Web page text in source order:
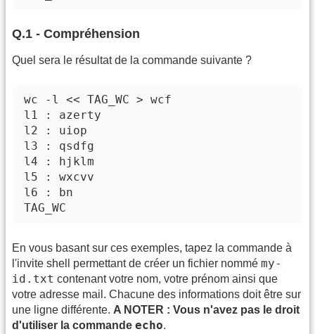
Q.1 - Compréhension
Quel sera le résultat de la commande suivante ?
wc -l << TAG_WC > wcf
l1 : azerty
l2 : uiop
l3 : qsdfg
l4 : hjklm
l5 : wxcvv
l6 : bn
TAG_WC
En vous basant sur ces exemples, tapez la commande à
l'invite shell permettant de créer un fichier nommé my-
id.txt contenant votre nom, votre prénom ainsi que
votre adresse mail. Chacune des informations doit être sur
une ligne différente. A NOTER : Vous n'avez pas le droit
d'utiliser la commande echo.